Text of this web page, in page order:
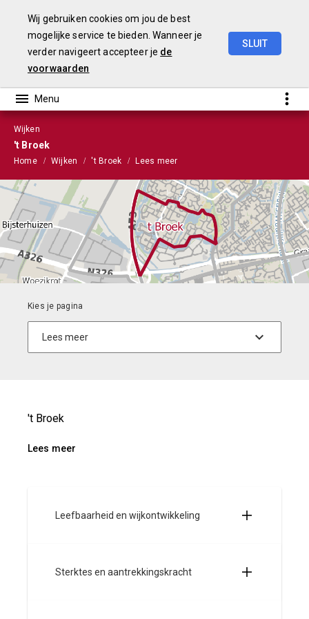
Wij gebruiken cookies om jou de best
mogelijke service te bieden. Wanneer je
verder navigeert accepteer je de
voorwaarden
SLUIT
Wijken
't Broek
Home Wijken 't Broek Lees meer
't Broek
Lees meer
Leefbaarheid en wijkontwikkeling
Sterktes en aantrekkingskracht